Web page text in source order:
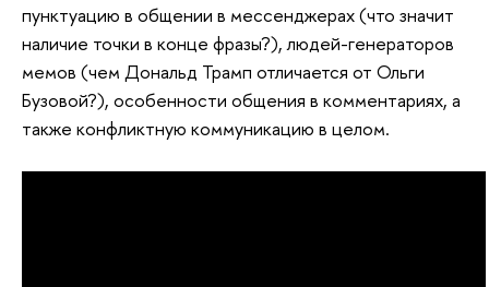
пунктуацию в общении в мессенджерах (что значит
наличие точки в конце фразы?), людей-генераторов
мемов (чем Дональд Трамп отличается от Ольги
Бузовой?), особенности общения в комментариях, а
также конфликтную коммуникацию в целом.